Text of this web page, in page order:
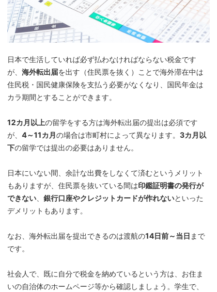
日本で生活していれば必ず払わなければならない税金です
が、 海外転出届を出す（住民票を抜く）ことで海外滞在中は
住民税・国民健康保険を支払う必要がなくなり、国民年金は
カラ期間とすることができます。
12カ月以上の留学をする方は海外転出届の提出は必須です
が、 4～11カ月 の場合は市町村によって異なります。 3カ月以
下の留学では提出の必要はありません。
日本にいない間、余計な出費をしなくて済むというメリット
もありますが、住民票を抜いている間は印鑑証明書の発行が
できない、 銀行口座やクレジットカードが作れないといった
デメリットもあります。
なお、海外転出届を提出できるのは渡航の14日前～当日 まで
です。
社会人で、既に自分で税金を納めているという方は、お住ま
いの自治体のホームページ等から確認しましょう。学生で、